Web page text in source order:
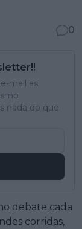
0
mail as
nada do que
debate cada
corridas,